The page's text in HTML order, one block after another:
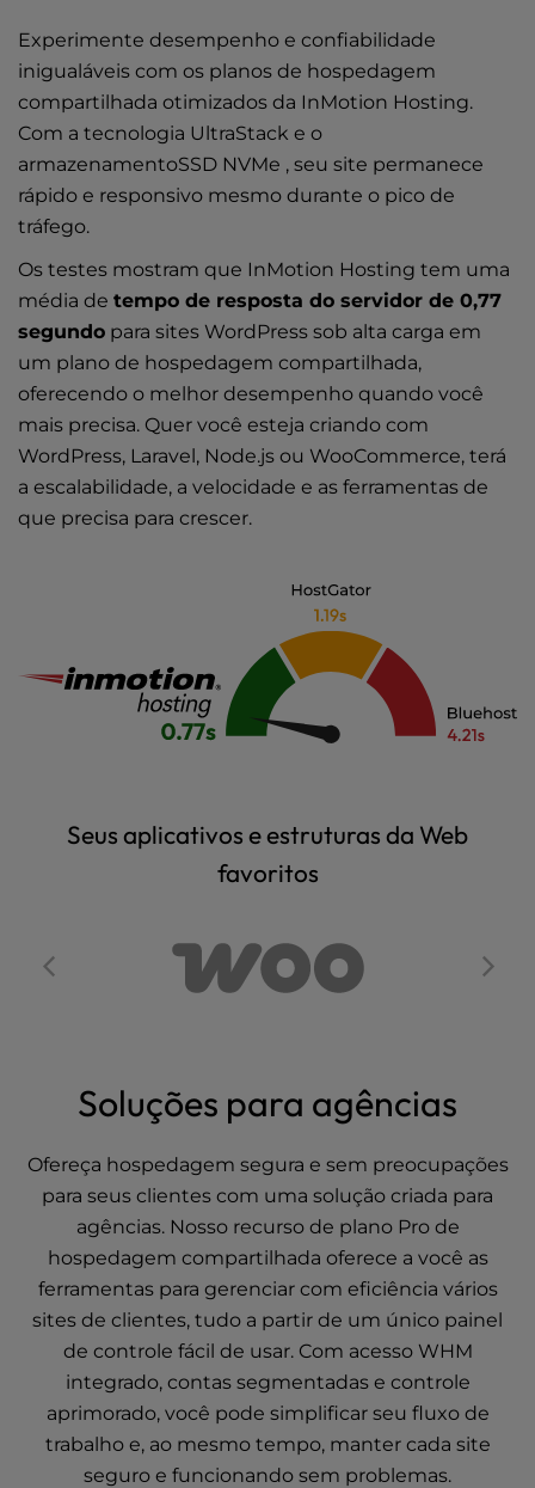
Experimente desempenho e confiabilidade
inigualáveis com os planos de hospedagem
compartilhada otimizados da InMotion Hosting.
Com a tecnologia UltraStack e o
armazenamentoSSD NVMe , seu site permanece
rápido e responsivo mesmo durante o pico de
tráfego.
Os testes mostram que InMotion Hosting tem uma
média de tempo de resposta do servidor de 0,77
segundo para sites WordPress sob alta carga em
um plano de hospedagem compartilhada,
oferecendo o melhor desempenho quando você
mais precisa. Quer você esteja criando com
WordPress, Laravel, Node.js ou WooCommerce, terá
a escalabilidade, a velocidade e as ferramentas de
que precisa para crescer.
Seus aplicativos e estruturas da Web
favoritos
Soluções para agências
Ofereça hospedagem segura e sem preocupações
para seus clientes com uma solução criada para
agências. Nosso recurso de plano Pro de
hospedagem compartilhada oferece a você as
ferramentas para gerenciar com eficiência vários
sites de clientes, tudo a partir de um único painel
de controle fácil de usar. Com acesso WHM
integrado, contas segmentadas e controle
aprimorado, você pode simplificar seu fluxo de
trabalho e, ao mesmo tempo, manter cada site
seguro e funcionando sem problemas.